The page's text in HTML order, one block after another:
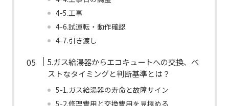
4-5.工事
4-6.試運転・動作確認
4-7.引き渡し
5.ガス給湯器からエコキュートへの交換、ベ
ストなタイミングと判断基準とは？
5-1.ガス給湯器の寿命と故障サイン
5-2.修理費用と交換費用を見極める